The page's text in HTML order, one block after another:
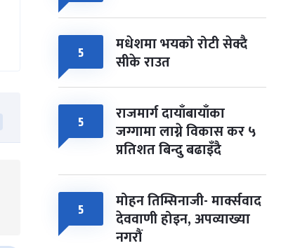
५ मधेशमा भयको रोटी सेक्दै
सीके राउत
५ राजमार्ग दायाँबायाँका
जग्गामा लाग्ने विकास कर ५
प्रतिशत बिन्दु बढाइँदै
५ मोहन तिम्सिनाजी- मार्क्सवाद
देववाणी होइन, अपव्याख्या
नगरौं